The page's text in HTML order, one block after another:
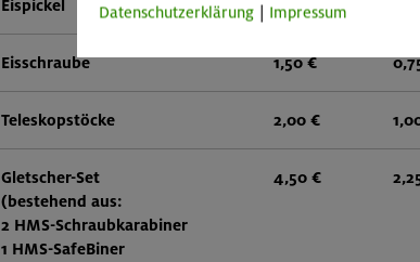
Eispickel 2,50 €
Eisschraube 1,50 €
Teleskopstöcke 2,00 €
Gletscher-Set
(bestehend aus:
2 HMS-Schraubkarabiner
1 HMS-SafeBiner
4,50 €
Datenschutzerklärung Impressum